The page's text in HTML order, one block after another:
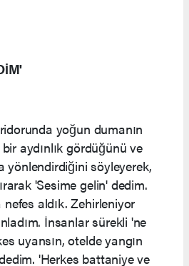
yoğun dumanın
aydınlık gördüğünü ve
yönlendirdiğini söyleyerek,
'Sesime gelin' dedim.
nefes aldık. Zehirleniyor
İnsanlar sürekli 'ne
uyansın, otelde yangın
'Herkes battaniye ve